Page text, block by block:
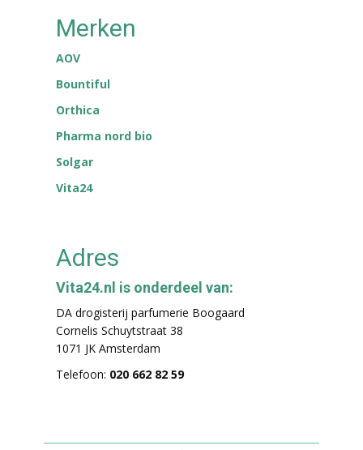
Merken
AOV
Bountiful
Orthica
Pharma nord bio
Solgar
Vita24
Adres
Vita24.nl is onderdeel van:
DA drogisterij parfumerie Boogaard
Cornelis Schuytstraat 38
1071 JK Amsterdam
Telefoon: 020 662 82 59